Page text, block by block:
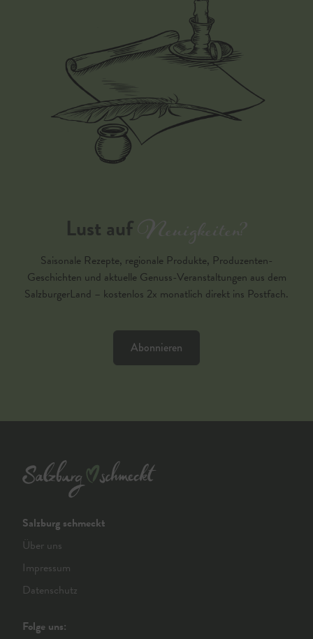
Lust aufNeuigkeiten?
Saisonale Rezepte, regionale Produkte, Produzenten-
Geschichten und aktuelle Genuss-Veranstaltungen aus dem
SalzburgerLand – kostenlos 2x monatlich direkt ins Postfach.
Abonnieren
Salzburg schmeckt
Über uns
Impressum
Datenschutz
Folge uns: